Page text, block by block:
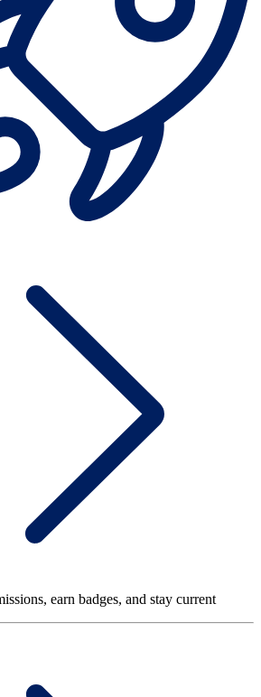
earn badges, and stay current